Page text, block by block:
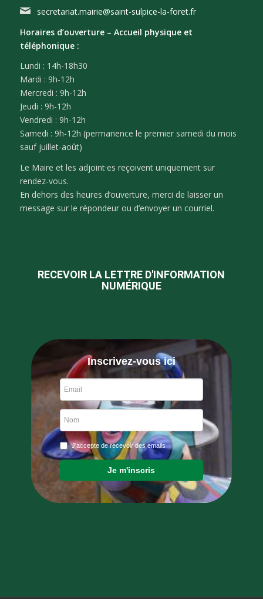
secretariat.mairie@saint-sulpice-la-foret.fr
Horaires d’ouverture – Accueil physique et
téléphonique :
Lundi : 14h-18h30
Mardi : 9h-12h
Mercredi : 9h-12h
Jeudi : 9h-12h
Vendredi : 9h-12h
Samedi : 9h-12h (permanence le premier samedi du mois
sauf juillet-août)
Le Maire et les adjoint·es reçoivent uniquement sur
rendez-vous.
En dehors des heures d’ouverture, merci de laisser un
message sur le répondeur ou d’envoyer un courriel.
RECEVOIR LA LETTRE D'INFORMATION
NUMÉRIQUE
Inscrivez-vous ici
J'accepte de recevoir des emails
Je m'inscris